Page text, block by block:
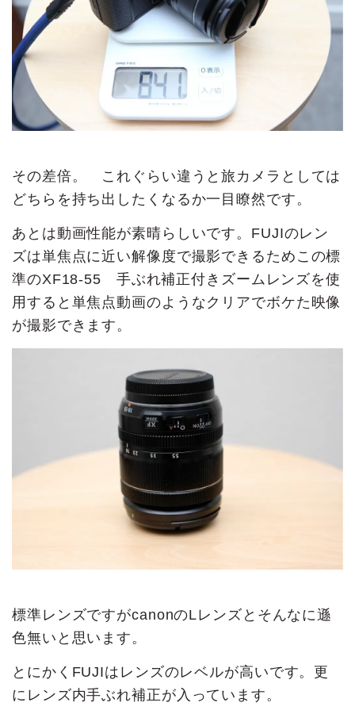
その差倍。 これぐらい違うと旅カメラとしては
どちらを持ち出したくなるか一目瞭然です。
あとは動画性能が素晴らしいです。FUJIのレン
ズは単焦点に近い解像度で撮影できるためこの標
準のXF18-55 手ぶれ補正付きズームレンズを使
用すると単焦点動画のようなクリアでボケた映像
が撮影できます。
標準レンズですがcanonのLレンズとそんなに遜
色無いと思います。
とにかくFUJIはレンズのレベルが高いです。更
にレンズ内手ぶれ補正が入っています。